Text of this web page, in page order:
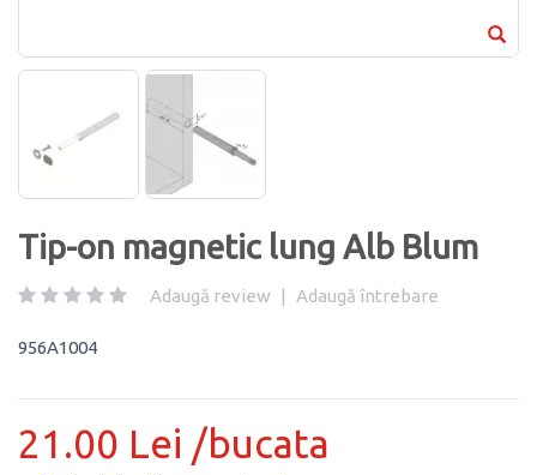
Tip-on magnetic lung Alb Blum
Adaugă review | Adaugă întrebare
956A1004
21.00 Lei /bucata